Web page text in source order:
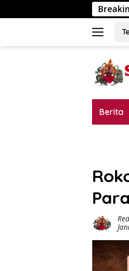
ke
Skandal Tata Kelola
Berita